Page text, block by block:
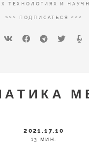
ТЕХНОЛОГИЯХ И
>>> ПОДПИСАТЬСЯ <<<
2021.17.10
13 МИН.